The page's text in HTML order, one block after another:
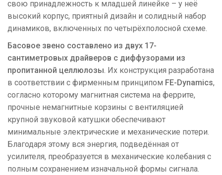
свою принадлежность к младшей линейке – у неё
высокий корпус, приятный дизайн и солидный набор
динамиков, включенных по четырёхполосной схеме.
Басовое звено составлено из двух 17-
сантиметровых драйверов с диффузорами из
пропитанной целлюлозы. Их конструкция разработана
в соответствии с фирменным принципом FE-Dynamics,
согласно которому магнитная система на феррите,
прочные немагнитные корзины с вентиляцией
крупной звуковой катушки обеспечивают
минимальные электрические и механические потери.
Благодаря этому вся энергия, подведённая от
усилителя, преобразуется в механические колебания с
полным сохранением изначальной формы сигнала.